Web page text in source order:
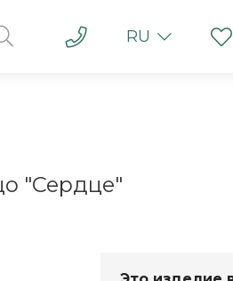
RU
"Сердце"